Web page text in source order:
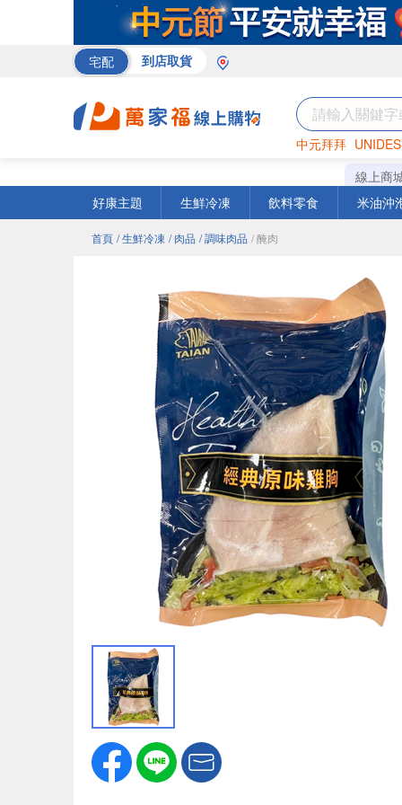
宅配 到店取貨
中元拜拜
罐頭 咖啡
線上商
好康主題
生鮮冷凍 飲料零食 米油沖
首頁 / 生鮮冷凍 / 肉品 / 調味肉品 / 醃肉